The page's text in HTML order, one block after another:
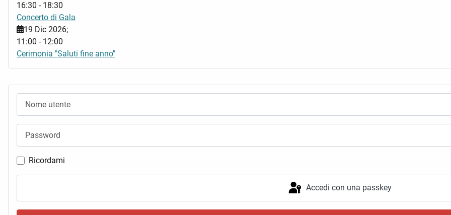
Ricordami
Accedi con una passkey
16:30 - 18:30
Concerto di Gala
19 Dic 2026;
11:00 - 12:00
Cerimonia "Saluti fine anno"